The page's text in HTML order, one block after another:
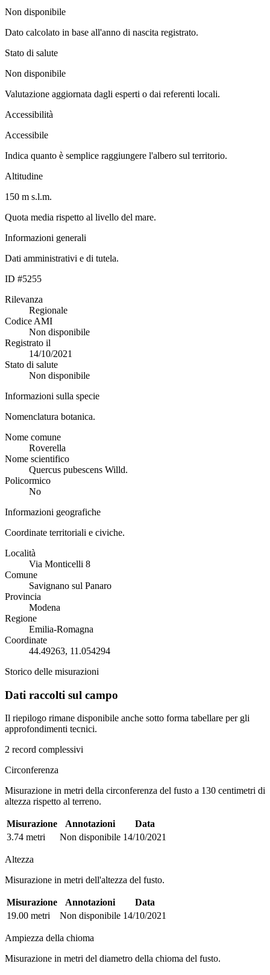
Non disponibile
Dato calcolato in base all'anno di nascita registrato.
Stato di salute
Non disponibile
Valutazione aggiornata dagli esperti o dai referenti locali.
Accessibilità
Accessibile
Indica quanto è semplice raggiungere l'albero sul territorio.
Altitudine
150 m s.l.m.
Quota media rispetto al livello del mare.
Informazioni generali
Dati amministrativi e di tutela.
ID #5255
Rilevanza
Regionale
Codice AMI
Non disponibile
Registrato il
14/10/2021
Stato di salute
Non disponibile
Informazioni sulla specie
Nomenclatura botanica.
Nome comune
Roverella
Nome scientifico
Quercus pubescens Willd.
Policormico
No
Informazioni geografiche
Coordinate territoriali e civiche.
Località
Via Monticelli 8
Comune
Savignano sul Panaro
Provincia
Modena
Regione
Emilia-Romagna
Coordinate
44.49263, 11.054294
Storico delle misurazioni
Dati raccolti sul campo
Il riepilogo rimane disponibile anche sotto forma tabellare per gli
approfondimenti tecnici.
2 record complessivi
Circonferenza
Misurazione in metri della circonferenza del fusto a 130 centimetri di
altezza rispetto al terreno.
Misurazione Annotazioni
Data
3.74 metri
Non disponibile 14/10/2021
Altezza
Misurazione in metri dell'altezza del fusto.
Misurazione Annotazioni
Data
19.00 metri
Non disponibile 14/10/2021
Ampiezza della chioma
Misurazione in metri del diametro della chioma del fusto.